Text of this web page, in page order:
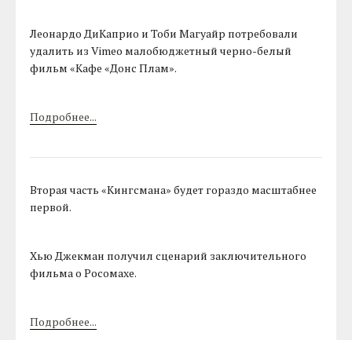
Леонардо ДиКаприо и Тоби Магуайр потребовали
удалить из Vimeo малобюджетный черно-белый
фильм «Кафе «Донс Плам».
Подробнее...
Вторая часть «Кингсмана» будет гораздо масштабнее
первой.
Хью Джекман получил сценарий заключительного
фильма о Росомахе.
Подробнее...